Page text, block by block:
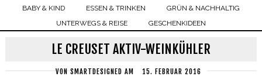
BABY & KIND
ESSEN & TRINKEN
GRÜN & NACHHALTIG
UNTERWEGS & REISE
GESCHENKIDEEN
LE CREUSET AKTIV-WEINKÜHLER
VON SMARTDESIGNED AM 15. FEBRUAR 2016